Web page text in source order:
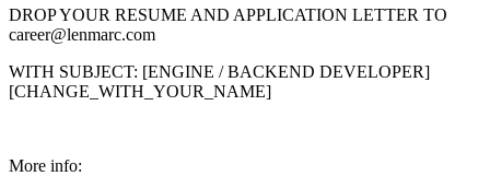
DROP YOUR RESUME AND APPLICATION LETTER TO
career@lenmarc.com
WITH SUBJECT: [ENGINE / BACKEND DEVELOPER]
[CHANGE_WITH_YOUR_NAME]
More info: